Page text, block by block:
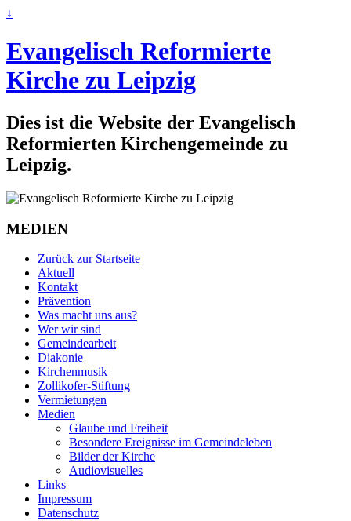
↓
Evangelisch Reformierte
Kirche zu Leipzig
Dies ist die Website der Evangelisch
Reformierten Kirchengemeinde zu
Leipzig.
MEDIEN
Zurück zur Startseite
Aktuell
Kontakt
Prävention
Was macht uns aus?
Wer wir sind
Gemeindearbeit
Diakonie
Kirchenmusik
Zollikofer-Stiftung
Vermietungen
Medien
Glaube und Freiheit
Besondere Ereignisse im Gemeindeleben
Bilder der Kirche
Audiovisuelles
Links
Impressum
Datenschutz